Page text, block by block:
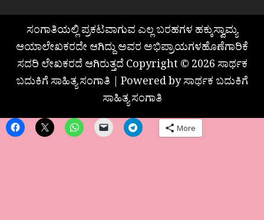
ಸಂಗಾತಿಯಲ್ಲಿ ಪ್ರಕಟವಾಗುವ ಎಲ್ಲ ಬರಹಗಳ ಹಕ್ಕುಸ್ವಾಮ್ಯ
ಆಯಾಲೇಖಕರದೇ ಆಗಿದ್ದು ಅವರ ಅಭಿಪ್ರಾಯಗಳಹೊಣೆಗಾರಿಕೆ
ಸದರಿ ಲೇಖಕರದೆ ಆಗಿರುತ್ತದೆ Copyright © 2026 ಸಾರ್ಥಕ
ಬದುಕಿಗೆ ಸಾಹಿತ್ಯ ಸಂಗಾತಿ | Powered by ಸಾರ್ಥಕ ಬದುಕಿಗೆ
ಸಾಹಿತ್ಯ ಸಂಗಾತಿ
More